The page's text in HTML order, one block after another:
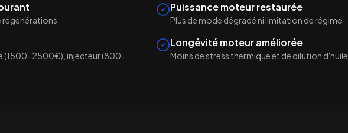
régénérations
(1500-2500€), injecteur (800-
Puissance moteur restaurée
Plus de mode dégradé ni limitation de régime
Longévité moteur améliorée
Moins de stress thermique et de dilution d'huile